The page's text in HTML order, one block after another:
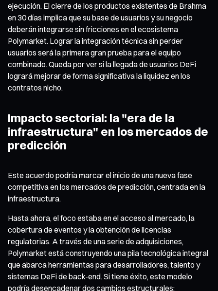
ejecución. El cierre de los productos existentes de Brahma
en 30 días implica que su base de usuarios y su negocio
deberán integrarse sin fricciones en el ecosistema
Polymarket. Lograr la integración técnica sin perder
usuarios será la primera gran prueba para el equipo
combinado. Queda por ver si la llegada de usuarios DeFi
logrará mejorar de forma significativa la liquidez en los
contratos nicho.
Impacto sectorial: la "era de la
infraestructura" en los mercados de
predicción
Este acuerdo podría marcar el inicio de una nueva fase
competitiva en los mercados de predicción, centrada en la
infraestructura.
Hasta ahora, el foco estaba en el acceso al mercado, la
cobertura de eventos y la obtención de licencias
regulatorias. A través de una serie de adquisiciones,
Polymarket está construyendo una pila tecnológica integral
que abarca herramientas para desarrolladores, talento y
sistemas DeFi de back-end. Si tiene éxito, este modelo
podría desencadenar dos cambios estructurales: